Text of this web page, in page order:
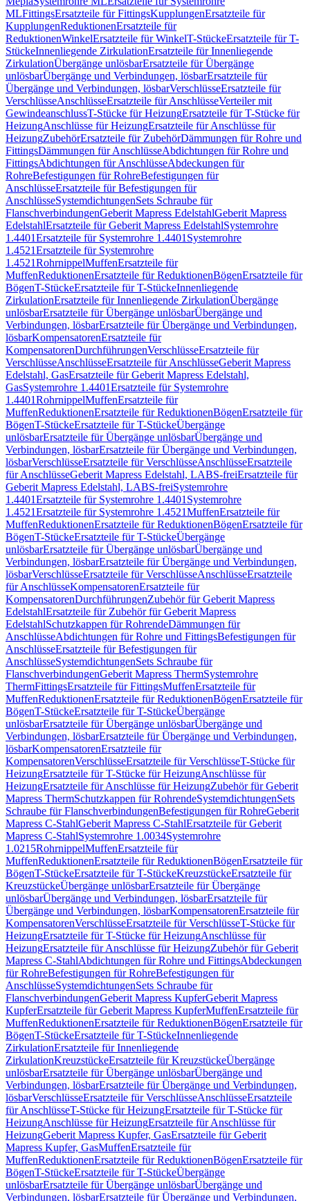
MLFittingsErsatzteile für FittingsKupplungenErsatzteile für
KupplungenReduktionenErsatzteile für
ReduktionenWinkelErsatzteile für WinkelT-StückeErsatzteile für T-
StückeInnenliegende ZirkulationErsatzteile für Innenliegende
ZirkulationÜbergänge unlösbarErsatzteile für Übergänge
unlösbarÜbergänge und Verbindungen, lösbarErsatzteile für
Übergänge und Verbindungen, lösbarVerschlüsseErsatzteile für
VerschlüsseAnschlüsseErsatzteile für AnschlüsseVerteiler mit
GewindeanschlussT-Stücke für HeizungErsatzteile für T-Stücke für
HeizungAnschlüsse für HeizungErsatzteile für Anschlüsse für
HeizungZubehörErsatzteile für ZubehörDämmungen für Rohre und
FittingsDämmungen für AnschlüsseAbdichtungen für Rohre und
FittingsAbdichtungen für AnschlüsseAbdeckungen für
RohreBefestigungen für RohreBefestigungen für
AnschlüsseErsatzteile für Befestigungen für
AnschlüsseSystemdichtungenSets Schraube für
FlanschverbindungenGeberit Mapress EdelstahlGeberit Mapress
EdelstahlErsatzteile für Geberit Mapress EdelstahlSystemrohre
1.4401Ersatzteile für Systemrohre 1.4401 Systemrohre
1.4521Ersatzteile für Systemrohre
1.4521RohrnippelMuffenErsatzteile für
MuffenReduktionenErsatzteile für ReduktionenBögenErsatzteile für
BögenT-StückeErsatzteile für T-StückeInnenliegende
ZirkulationErsatzteile für Innenliegende ZirkulationÜbergänge
unlösbarErsatzteile für Übergänge unlösbarÜbergänge und
Verbindungen, lösbarErsatzteile für Übergänge und Verbindungen,
lösbarKompensatorenErsatzteile für
KompensatorenDurchführungenVerschlüsseErsatzteile für
VerschlüsseAnschlüsseErsatzteile für AnschlüsseGeberit Mapress
Edelstahl, GasErsatzteile für Geberit Mapress Edelstahl,
GasSystemrohre 1.4401Ersatzteile für Systemrohre
1.4401RohrnippelMuffenErsatzteile für
MuffenReduktionenErsatzteile für ReduktionenBögenErsatzteile für
BögenT-StückeErsatzteile für T-StückeÜbergänge
unlösbarErsatzteile für Übergänge unlösbarÜbergänge und
Verbindungen, lösbarErsatzteile für Übergänge und Verbindungen,
lösbarVerschlüsseErsatzteile für VerschlüsseAnschlüsseErsatzteile
für AnschlüsseGeberit Mapress Edelstahl, LABS-freiErsatzteile für
Geberit Mapress Edelstahl, LABS-freiSystemrohre
1.4401Ersatzteile für Systemrohre 1.4401 Systemrohre
1.4521Ersatzteile für Systemrohre 1.4521MuffenErsatzteile für
MuffenReduktionenErsatzteile für ReduktionenBögenErsatzteile für
BögenT-StückeErsatzteile für T-StückeÜbergänge
unlösbarErsatzteile für Übergänge unlösbarÜbergänge und
Verbindungen, lösbarErsatzteile für Übergänge und Verbindungen,
lösbarVerschlüsseErsatzteile für VerschlüsseAnschlüsseErsatzteile
für AnschlüsseKompensatorenErsatzteile für
KompensatorenDurchführungenZubehör für Geberit Mapress
EdelstahlErsatzteile für Zubehör für Geberit Mapress
EdelstahlSchutzkappen für RohrendeDämmungen für
AnschlüsseAbdichtungen für Rohre und FittingsBefestigungen für
AnschlüsseErsatzteile für Befestigungen für
AnschlüsseSystemdichtungenSets Schraube für
FlanschverbindungenGeberit Mapress ThermSystemrohre
ThermFittingsErsatzteile für FittingsMuffenErsatzteile für
MuffenReduktionenErsatzteile für ReduktionenBögenErsatzteile für
BögenT-StückeErsatzteile für T-StückeÜbergänge
unlösbarErsatzteile für Übergänge unlösbarÜbergänge und
Verbindungen, lösbarErsatzteile für Übergänge und Verbindungen,
lösbarKompensatorenErsatzteile für
KompensatorenVerschlüsseErsatzteile für VerschlüsseT-Stücke für
HeizungErsatzteile für T-Stücke für HeizungAnschlüsse für
HeizungErsatzteile für Anschlüsse für HeizungZubehör für Geberit
Mapress ThermSchutzkappen für RohrendeSystemdichtungenSets
Schraube für FlanschverbindungenBefestigungen für RohreGeberit
Mapress C-StahlGeberit Mapress C-StahlErsatzteile für Geberit
Mapress C-StahlSystemrohre 1.0034Systemrohre
1.0215RohrnippelMuffenErsatzteile für
MuffenReduktionenErsatzteile für ReduktionenBögenErsatzteile für
BögenT-StückeErsatzteile für T-StückeKreuzstückeErsatzteile für
KreuzstückeÜbergänge unlösbarErsatzteile für Übergänge
unlösbarÜbergänge und Verbindungen, lösbarErsatzteile für
Übergänge und Verbindungen, lösbarKompensatorenErsatzteile für
KompensatorenVerschlüsseErsatzteile für VerschlüsseT-Stücke für
HeizungErsatzteile für T-Stücke für HeizungAnschlüsse für
HeizungErsatzteile für Anschlüsse für HeizungZubehör für Geberit
Mapress C-StahlAbdichtungen für Rohre und FittingsAbdeckungen
für RohreBefestigungen für RohreBefestigungen für
AnschlüsseSystemdichtungenSets Schraube für
FlanschverbindungenGeberit Mapress KupferGeberit Mapress
KupferErsatzteile für Geberit Mapress KupferMuffenErsatzteile für
MuffenReduktionenErsatzteile für ReduktionenBögenErsatzteile für
BögenT-StückeErsatzteile für T-StückeInnenliegende
ZirkulationErsatzteile für Innenliegende
ZirkulationKreuzstückeErsatzteile für KreuzstückeÜbergänge
unlösbarErsatzteile für Übergänge unlösbarÜbergänge und
Verbindungen, lösbarErsatzteile für Übergänge und Verbindungen,
lösbarVerschlüsseErsatzteile für VerschlüsseAnschlüsseErsatzteile
für AnschlüsseT-Stücke für HeizungErsatzteile für T-Stücke für
HeizungAnschlüsse für HeizungErsatzteile für Anschlüsse für
HeizungGeberit Mapress Kupfer, GasErsatzteile für Geberit
Mapress Kupfer, GasMuffenErsatzteile für
MuffenReduktionenErsatzteile für ReduktionenBögenErsatzteile für
BögenT-StückeErsatzteile für T-StückeÜbergänge
unlösbarErsatzteile für Übergänge unlösbarÜbergänge und
Verbindungen, lösbarErsatzteile für Übergänge und Verbindungen,